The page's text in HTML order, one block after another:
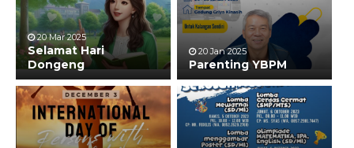
20 Mar 2025
Selamat Hari
Dongeng
20 Jan 2025
Parenting YBPM